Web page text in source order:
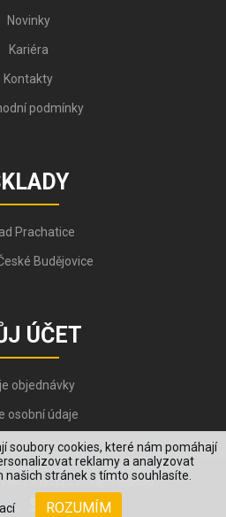
soubory cookies, které nám pomáhají
reklamy a analyzovat
našich stránek s tímto souhlasíte.
ROZUMÍM
Novinky
Kariéra
Kontakty
podmínky
Prachatice
Budějovice
ÚČET
objednávky
osobní údaje
STEEL s.r.o. All Rights Reserved.
by